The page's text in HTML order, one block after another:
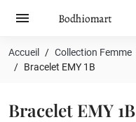
menu
Accueil Collection Femme
Bracelet EMY 1B
Bracelet EMY 1B